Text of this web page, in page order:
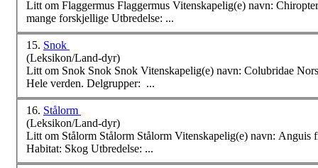
mange forskjellige Utbredelse: ...
15. Snok
(Leksikon/Land-dyr)
Hele verden. Delgrupper: ...
16. Stålorm
(Leksikon/Land-dyr)
Habitat: Skog Utbredelse: ...